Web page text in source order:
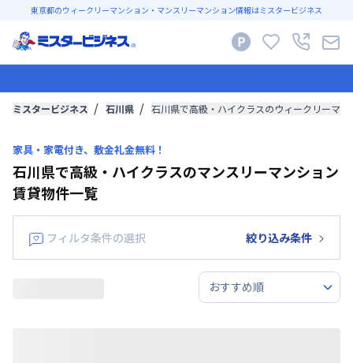
東京都のウィークリーマンション・マンスリーマンション情報はミスタービジネス
ミスタービジネス 石川県 石川県で高級・ハイクラスのウィークリーマ
家具・家電付き、敷金礼金無料！
石川県で高級・ハイクラスのマンスリーマンション
賃貸物件一覧
フィルタ条件の選択 絞り込み条件